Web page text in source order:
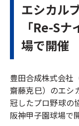
エシカル
「Re-S
場で開催
豊田合成株式会社
齋藤克巳）のエシ
冠したプロ野球の
阪神甲子園球場で